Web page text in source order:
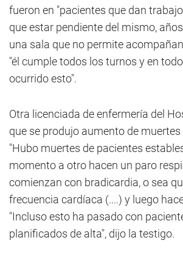
fueron en "pacientes que dan
que estar pendiente del mismo,
una sala que no permite
"él cumple todos los turnos y en
ocurrido esto".
Otra licenciada de enfermería del
que se produjo aumento de muertes
"Hubo muertes de pacientes
momento a otro hacen un paro
comienzan con bradicardia, o sea
frecuencia cardíaca (....) y luego
"Incluso esto ha pasado con
planificados de alta", dijo la testigo.